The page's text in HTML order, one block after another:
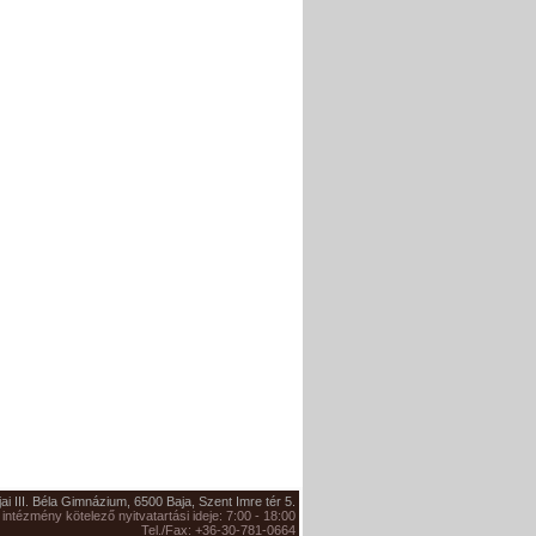
III. Béla Gimnázium, 6500 Baja, Szent Imre tér 5.
kötelező nyitvatartási ideje: 7:00 - 18:00
Tel./Fax: +36-30-781-0664